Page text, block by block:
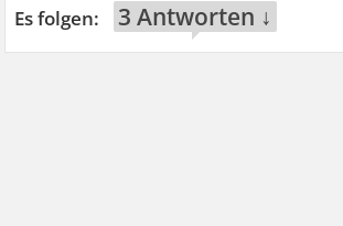
3 Antworten ↓